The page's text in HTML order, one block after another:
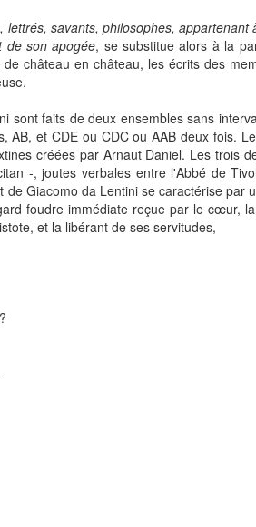
savants, philosophes, appartenant
de son apogée, se substitue alors à la
château en château, les écrits des
sont faits de deux ensembles sans
AB, et CDE ou CDC ou AAB deux fois.
créées par Arnaut Daniel. Les trois
-, joutes verbales entre l'Abbé de
Giacomo da Lentini se caractérise par
foudre immédiate reçue par le cœur,
et la libérant de ses servitudes,